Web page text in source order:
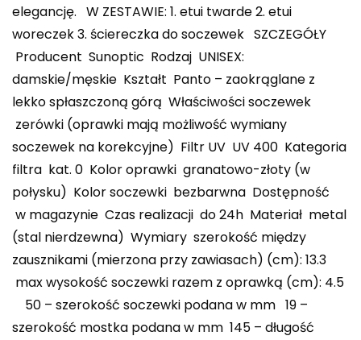
elegancję. W ZESTAWIE: 1. etui twarde 2. etui
woreczek 3. ściereczka do soczewek SZCZEGÓŁY
Producent Sunoptic Rodzaj UNISEX:
damskie/męskie Kształt Panto – zaokrąglane z
lekko spłaszczoną górą Właściwości soczewek
zerówki (oprawki mają możliwość wymiany
soczewek na korekcyjne) Filtr UV UV 400 Kategoria
filtra kat. 0 Kolor oprawki granatowo-złoty (w
połysku) Kolor soczewki bezbarwna Dostępność
w magazynie Czas realizacji do 24h Materiał metal
(stal nierdzewna) Wymiary szerokość między
zausznikami (mierzona przy zawiasach) (cm): 13.3
max wysokość soczewki razem z oprawką (cm): 4.5
50 – szerokość soczewki podana w mm 19 –
szerokość mostka podana w mm 145 – długość